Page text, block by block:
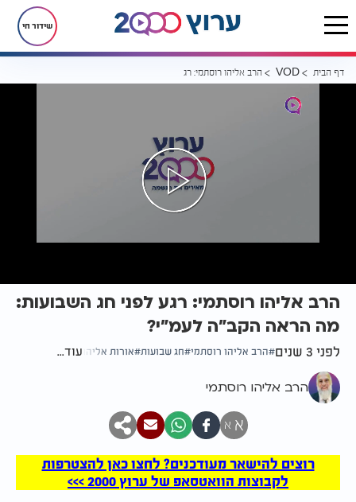
שידור חי
דף הבית VOD הרב אליהו רוסתמי: רגע לפני חג השבועות: מה הראה הקב"ה לעמ"י?
הרב אליהו רוסתמי: רגע לפני חג השבועות:
מה הראה הקב"ה לעמ"י?
לפני 3 שנים הרב אליהו רוסתמי חג שבועות אורות אליהו עוד...
הרב אליהו רוסתמי
א א
רוצים להישאר מעודכנים? לחצו כאן להצטרפות
לקבוצות הוואטסאפ של ערוץ 2000 >>>